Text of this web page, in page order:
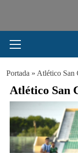
principal
Portada » Atlético San
Atlético San